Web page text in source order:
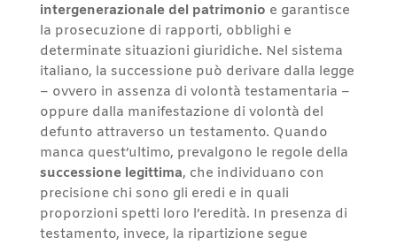
intergenerazionale del patrimonio e garantisce
la prosecuzione di rapporti, obblighi e
determinate situazioni giuridiche. Nel sistema
italiano, la successione può derivare dalla legge
– ovvero in assenza di volontà testamentaria –
oppure dalla manifestazione di volontà del
defunto attraverso un testamento. Quando
manca quest’ultimo, prevalgono le regole della
successione legittima, che individuano con
precisione chi sono gli eredi e in quali
proporzioni spetti loro l’eredità. In presenza di
testamento, invece, la ripartizione segue